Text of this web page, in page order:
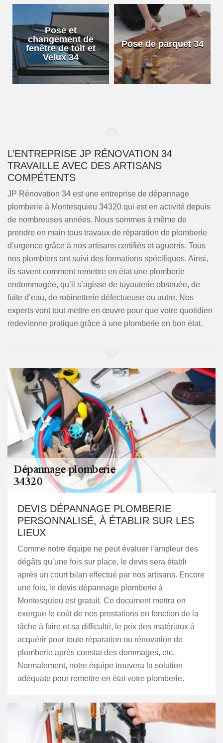
Pose et
changement de
fenêtre de toit et
Velux 34
Pose de parquet 34
L’ENTREPRISE JP RÉNOVATION 34
TRAVAILLE AVEC DES ARTISANS
COMPÉTENTS
JP Rénovation 34 est une entreprise de dépannage
plomberie à Montesquieu 34320 qui est en activité depuis
de nombreuses années. Nous sommes à même de
prendre en main tous travaux de réparation de plomberie
d’urgence grâce à nos artisans certifiés et aguerris. Tous
nos plombiers ont suivi des formations spécifiques. Ainsi,
ils savent comment remettre en état une plomberie
endommagée, qu’il s’agisse de tuyauterie obstruée, de
fuite d’eau, de robinetterie défectueuse ou autre. Nos
experts vont tout mettre en œuvre pour que votre quotidien
redevienne pratique grâce à une plomberie en bon état.
DEVIS DÉPANNAGE PLOMBERIE
PERSONNALISÉ, À ÉTABLIR SUR LES
LIEUX
Comme notre équipe ne peut évaluer l’ampleur des
dégâts qu’une fois sur place, le devis sera établi
après un court bilan effectué par nos artisans. Encore
une fois, le devis dépannage plomberie à
Montesquieu est gratuit. Ce document mettra en
exergue le coût de nos prestations en fonction de la
tâche à faire et sa difficulté, le prix des matériaux à
acquérir pour toute réparation ou rénovation de
plomberie après constat des dommages, etc.
Normalement, notre équipe trouvera la solution
adéquate pour remettre en état votre plomberie.